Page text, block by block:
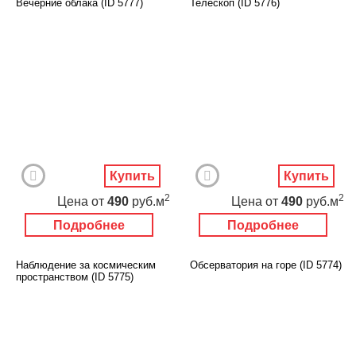
Вечерние облака (ID 5777)
Подробнее
Цена от 490 руб.м2
Купить
Телескоп (ID 5776)
Подробнее
Цена от 490 руб.м2
Купить
Наблюдение за космическим
пространством (ID 5775)
Обсерватория на горе (ID 5774)